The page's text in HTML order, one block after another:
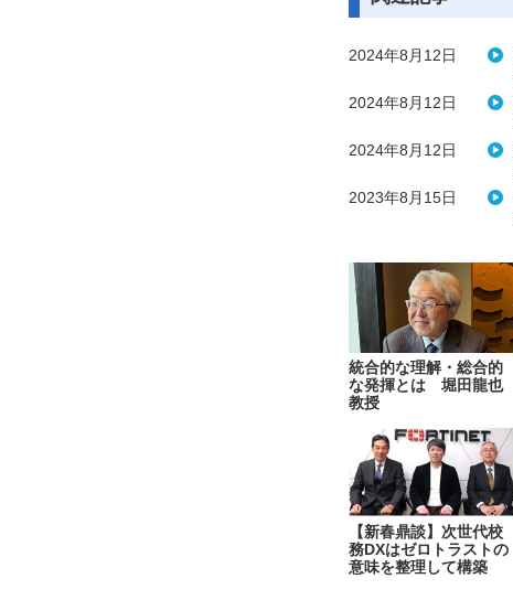
2024年8月12日
2024年8月12日
2024年8月12日
2023年8月15日
統合的な理解・総合的
な発揮とは 堀田龍也
教授
【新春鼎談】次世代校
務DXはゼロトラストの
意味を整理して構築